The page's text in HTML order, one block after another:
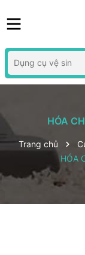
HÓA
Trang chủ
HÓA